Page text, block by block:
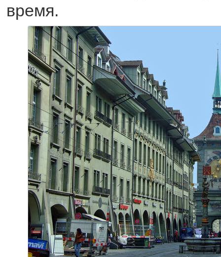
время.